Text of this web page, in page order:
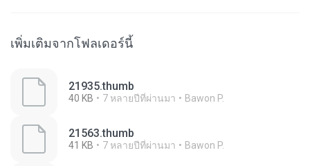
เพิ่มเติมจากโฟลเดอร์นี้
21935.thumb
40 KB 7 หลายปีที่ผ่านมา Bawon P.
21563.thumb
41 KB 7 หลายปีที่ผ่านมา Bawon P.